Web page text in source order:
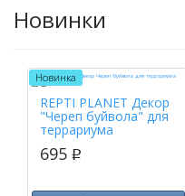
Новинки
Новинка
REPTI PLANET Декор
"Череп буйвола" для
террариума
695 p